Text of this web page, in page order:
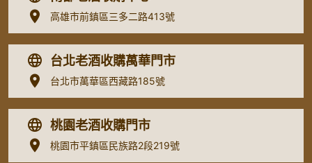
高雄市前鎮區三多二路413號
台北老酒收購萬華門市
台北市萬華區西藏路185號
桃園老酒收購門市
桃園市平鎮區民族路2段219號